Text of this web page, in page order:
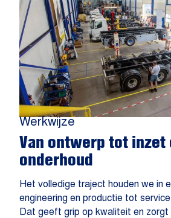
Werkwijze
Van ontwerp tot inzet
onderhoud
Het volledige traject houden we in
engineering en productie tot
Dat geeft grip op kwaliteit en zorgt